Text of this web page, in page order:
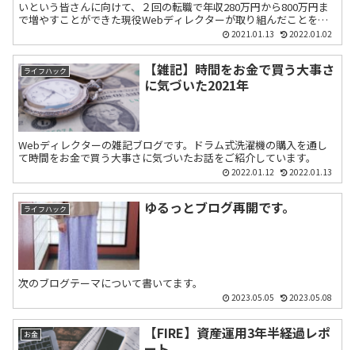
いという皆さんに向けて、２回の転職で年収280万円から800万円ま
で増やすことができた現役Webディレクターが取り組んだことをご
2021.01.13 2022.01.02
ライフハック
【雑記】時間をお金で買う大事さ
に気づいた2021年
Webディレクターの雑記ブログです。ドラム式洗濯機の購入を通し
て時間をお金で買う大事さに気づいたお話をご紹介しています。
2022.01.12 2022.01.13
ライフハック ゆるっとブログ再開です。
次のブログテーマについて書いてます。
2023.05.05 2023.05.08
お金
【FIRE】資産運用3年半経過レポ